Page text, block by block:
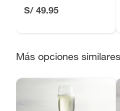
Productos perecibles como
Productos digitales
Alimentos, bebidas,
Pinturas de color a pedido.
S/ 49.95
Más opciones similares